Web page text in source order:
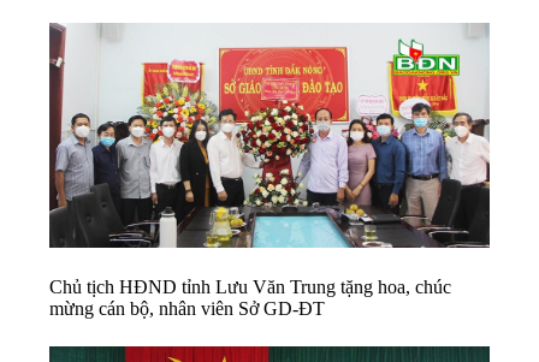
Chủ tịch HĐND tỉnh Lưu Văn Trung tặng hoa, chúc
mừng cán bộ, nhân viên Sở GD-ĐT